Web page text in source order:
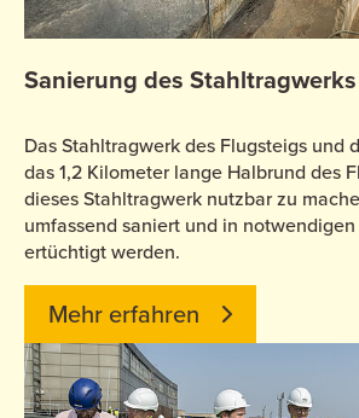
Sanierung des Stahltragwerks
Das Stahltragwerk des Flugsteigs und
das 1,2 Kilometer lange Halbrund des
dieses Stahltragwerk nutzbar zu
umfassend saniert und in
ertüchtigt werden.
Mehr erfahren